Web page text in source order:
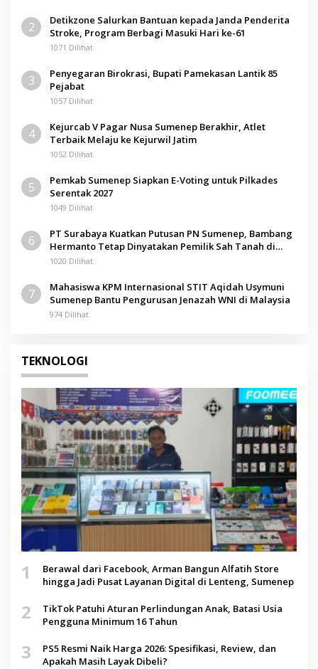
2
Detikzone Salurkan Bantuan kepada Janda Penderita
Stroke, Program Berbagi Masuki Hari ke-61
1071 Dilihat
3
Penyegaran Birokrasi, Bupati Pamekasan Lantik 85
Pejabat
1057 Dilihat
4
Kejurcab V Pagar Nusa Sumenep Berakhir, Atlet
Terbaik Melaju ke Kejurwil Jatim
1052 Dilihat
5
Pemkab Sumenep Siapkan E-Voting untuk Pilkades
Serentak 2027
1049 Dilihat
6
PT Surabaya Kuatkan Putusan PN Sumenep, Bambang
Hermanto Tetap Dinyatakan Pemilik Sah Tanah di
Pamolokan
1020 Dilihat
7
Mahasiswa KPM Internasional STIT Aqidah Usymuni
Sumenep Bantu Pengurusan Jenazah WNI di Malaysia
974 Dilihat
TEKNOLOGI
1
Berawal dari Facebook, Arman Bangun Alfatih Store
hingga Jadi Pusat Layanan Digital di Lenteng, Sumenep
2
TikTok Patuhi Aturan Perlindungan Anak, Batasi Usia
Pengguna Minimum 16 Tahun
3
PS5 Resmi Naik Harga 2026: Spesifikasi, Review, dan
Apakah Masih Layak Dibeli?